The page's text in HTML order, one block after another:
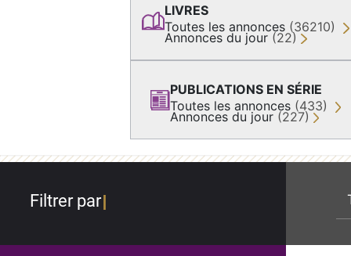
LIVRES
Toutes les annonces (36210)
Annonces du jour (22)
PUBLICATIONS EN SÉRIE
Toutes les annonces (433)
Annonces du jour (227)
Filtrer par